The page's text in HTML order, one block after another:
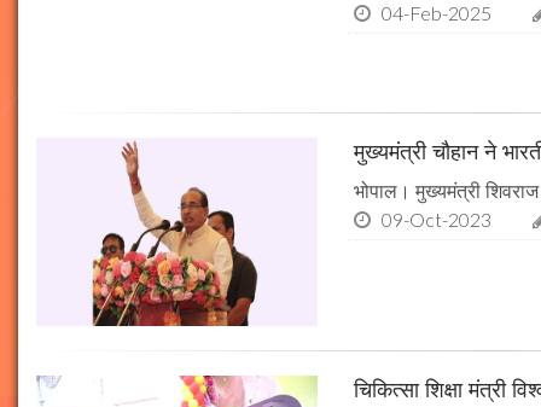
04-Feb-2025
मुख्यमंत्री चौहान ने
भोपाल। मुख्यमंत्री
09-Oct-2023
चिकित्सा शिक्षा मंत्री